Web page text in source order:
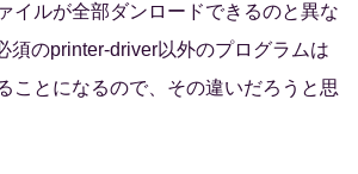
イルが全部ダンロードできるのと異な
須のprinter-driver以外のプログラムは
ことになるので、その違いだろうと思